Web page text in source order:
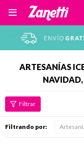

ARTESANÍAS
NAVIDAD,
Filtrando por: